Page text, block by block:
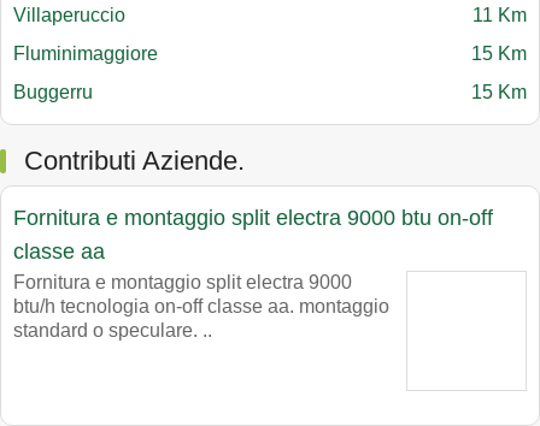
Villaperuccio
11 Km
Fluminimaggiore
15 Km
Buggerru
15 Km
Contributi Aziende.
Fornitura e montaggio split electra 9000 btu on-off
classe aa
Fornitura e montaggio split electra 9000
btu/h tecnologia on-off classe aa. montaggio
standard o speculare. ..